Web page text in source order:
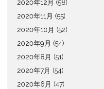
2020年12月 (58)
2020年11月 (55)
2020年10月 (52)
2020年9月 (54)
2020年8月 (51)
2020年7月 (54)
2020年6月 (47)